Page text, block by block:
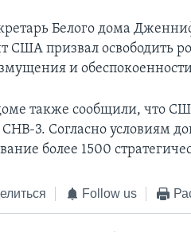
Белого дома
США призвал освободить
и
также сообщили, что
3. Согласно условиям
более 1500
Follow us